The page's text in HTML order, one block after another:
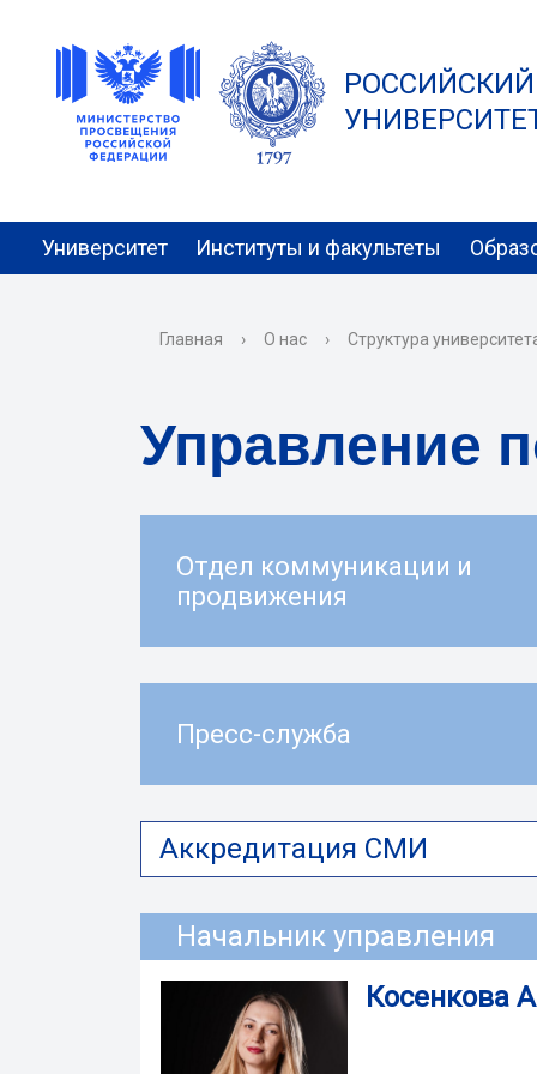
Университет Институты и факультеты
Главная › О нас › Структура
Управление
Отдел коммуникации и
продвижения
Пресс-служба
Аккредитация СМИ
Начальник управления
Косенкова